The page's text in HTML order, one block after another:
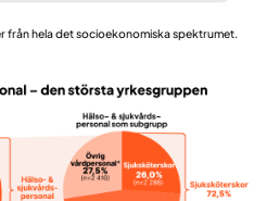
från hela det socioekonomiska spektrumet.